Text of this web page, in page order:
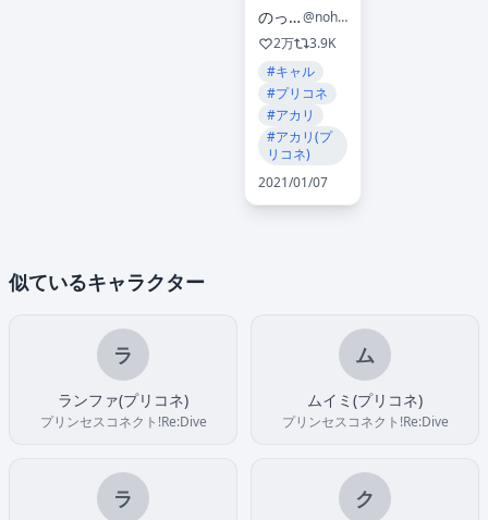
のっふん🔞
@nohhun144
2万
3.9K
#キャル
#プリコネ
#アカリ
#アカリ(プ
リコネ)
2021/01/07
似ているキャラクター
ラ
ランファ(プリコネ)
プリンセスコネクト!Re:Dive
ム
ムイミ(プリコネ)
プリンセスコネクト!Re:Dive
ラ ク